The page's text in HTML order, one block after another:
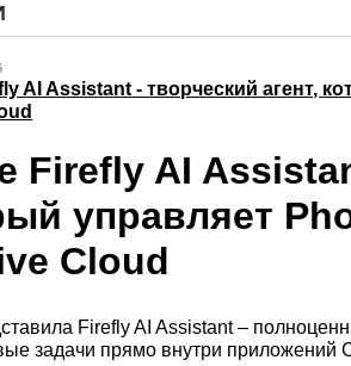
AI Assistant - творческий агент,
Firefly AI
управляет
Cloud
Firefly AI Assistant –
задачи прямо внутри приложений